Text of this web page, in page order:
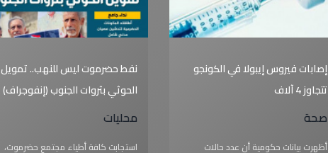
إصابات فيروس إيبولا في الكونجو
تتجاوز 4 آلاف
صحة
أظهرت ‌بيانات حكومية أن عدد حالات
نفط حضرموت ليس للنهب.. تمويل
الحوثي بثروات الجنوب (إنفوجراف)
محليات
استجابت كافة أطياء مجتمع حضرموت،